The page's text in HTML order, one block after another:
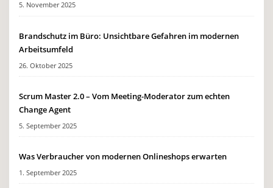
5. November 2025
Brandschutz im Büro: Unsichtbare Gefahren im modernen
Arbeitsumfeld
26. Oktober 2025
Scrum Master 2.0 – Vom Meeting-Moderator zum echten
Change Agent
5. September 2025
Was Verbraucher von modernen Onlineshops erwarten
1. September 2025